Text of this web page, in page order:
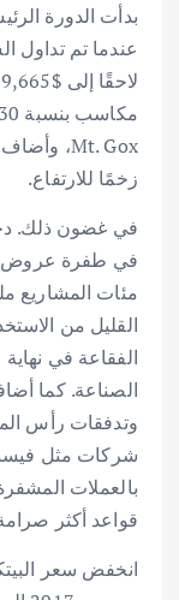
زخمًا للارتفاع.
في غضون ذلك.
مئات المشاريع
القليل من
الفقاعة في
الصناعة. كما
شركات مثل
بالعملات
قواعد أكثر